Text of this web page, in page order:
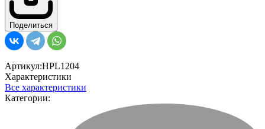
Поделиться
Артикул:HPL1204
Характеристики
Все характеристики
Категории: